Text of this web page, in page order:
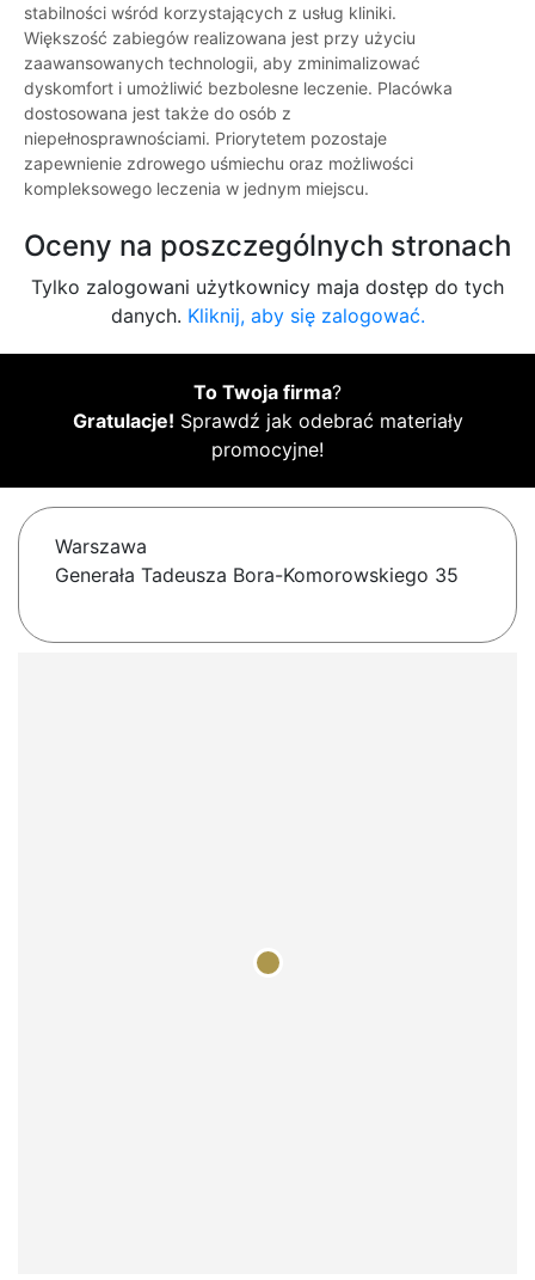
stabilności wśród korzystających z usług kliniki.
Większość zabiegów realizowana jest przy użyciu
zaawansowanych technologii, aby zminimalizować
dyskomfort i umożliwić bezbolesne leczenie. Placówka
dostosowana jest także do osób z
niepełnosprawnościami. Priorytetem pozostaje
zapewnienie zdrowego uśmiechu oraz możliwości
kompleksowego leczenia w jednym miejscu.
Oceny na poszczególnych stronach
Tylko zalogowani użytkownicy maja dostęp do tych
danych. Kliknij, aby się zalogować.
To Twoja firma?
Gratulacje! Sprawdź jak odebrać materiały
promocyjne!
Warszawa
Generała Tadeusza Bora-Komorowskiego 35